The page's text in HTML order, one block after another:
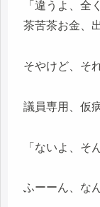
「違うよ、全
茶苦茶お金、
そやけど、そ
議員専用、仮
「ないよ、そ
ふーーん、な